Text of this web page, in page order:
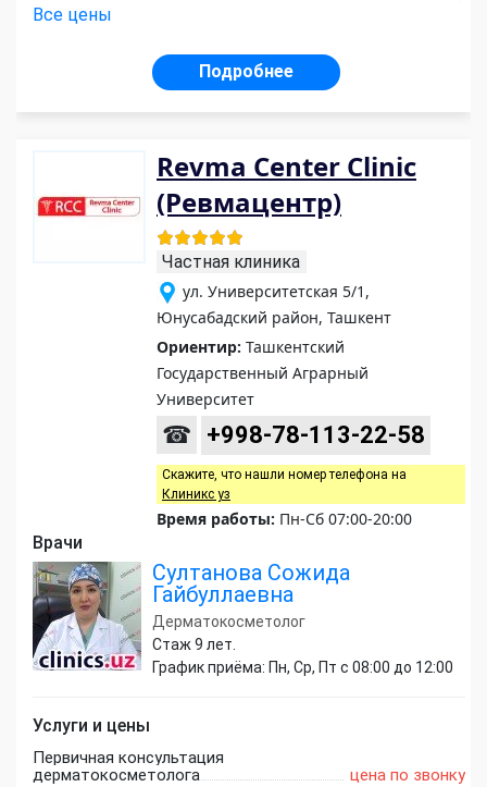
Все цены
Подробнее
Revma Center Clinic
(Ревмацентр)
Частная клиника
ул. Университетская 5/1,
Юнусабадский район, Ташкент
Ориентир: Ташкентский
Государственный Аграрный
Университет
☎ +998-78-113-22-58
Скажите, что нашли номер телефона на
Клиникс уз
Время работы: Пн-Сб 07:00-20:00
Врачи
Султанова Сожида
Гайбуллаевна
Дерматокосметолог
Стаж 9 лет.
График приёма: Пн, Ср, Пт с 08:00 до 12:00
Услуги и цены
Первичная консультация
дерматокосметолога
цена по звонку